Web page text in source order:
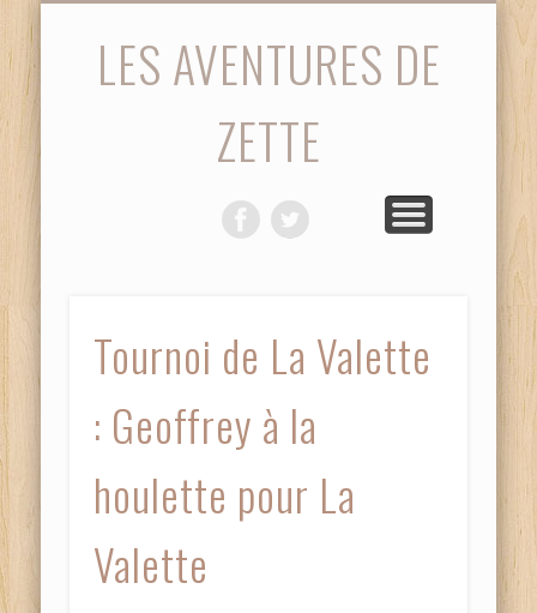
LES AVENTURES DE
ZETTE
Tournoi de La Valette
: Geoffrey à la
houlette pour La
Valette